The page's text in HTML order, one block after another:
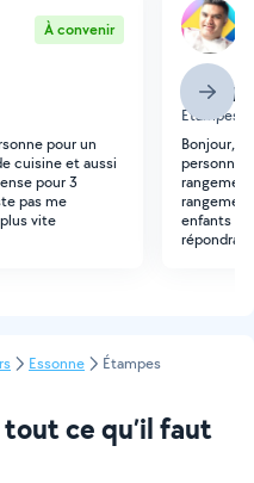
À convenir
pour un
cuisine et aussi
pour 3
pas me
vite
Étampes
Bonjour,
personne
enfants
répondrai
Essonne Étampes
ce qu’il faut